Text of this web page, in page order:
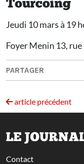
Tourcoing
Jeudi 10 mars à 19
Foyer Menin 13,
PARTAGER
article précédent
LE
Contact